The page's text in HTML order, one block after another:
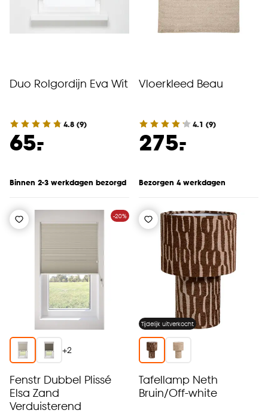
Duo Rolgordijn Eva Wit
4.8 (9)
65.
-
Binnen 2-3 werkdagen bezorgd
Vloerkleed Beau
4.1 (9)
275.
-
Bezorgen 4 werkdagen
-20%
+2
Fenstr Dubbel Plissé
Elsa Zand
Verduisterend
Tijdelijk uitverkocht
Tafellamp Neth
Bruin/Off-white